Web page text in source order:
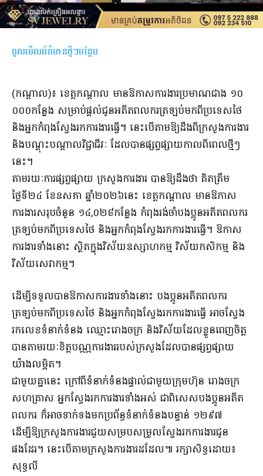
ចូលមើលព័ត៌មានថ្មីៗបន្ថែម
(កណ្ដាល)៖ ខេត្តកណ្ដាល មានឱកាសការងារប្រមាណជាង ១០
០០០កន្លែង សម្រាប់ផ្ដល់ជូនអតីតពលករត្រឡប់​មកពីប្រទេសថៃ
និងអ្នក​កំពុង​ស្វែង​រកការ​ងារ​ធ្វើ។ នេះបើតា​មឱ្យដឹងពី​ក្រសួងការងារ
និងបណ្ដុះបណ្ដាលវិជ្ជាជីវៈ​ ដែលបានផ្ស​ព្វផ្សាយកាលពីពេលថ្មីៗ
នេះ។
តាមរយៈការផ្សព្វផ្សាយ ក្រ​សួងការងារ បាន​ឱ្យដឹងថា គិតត្រឹម
ថ្ងៃទី២៤ ខែឧសភា ឆ្នាំ២០​២៦នេះ ខេត្ត​កណ្ដាល មាន​ឱកាស​
ការងារ​សរុប​ចំនួន ១៤,០២៨​កន្លែង កំពុងរង់ចាំបងប្អូនអតីតពលករ
ត្រឡប់មកពីប្រទេសថៃ និងអ្នកកំពុងស្វែងរកការងារធ្វើ។ ឱកាស
ការងារទាំងនោះ ស្ថិត​ក្នុង​វិស័យ​ឧស្សា​ហកម្ម វិស័យ​កសិកម្ម និង​
វិស័យ​សេ​វា​កម្ម។
ដើម្បីទទួលបានឱកា​សការងារទាំងនោះ បងប្អូនអតីតពលករ
ត្រឡប់​មកពី​ប្រទេស​ថៃ និងអ្នក​កំពុង​ស្វែងរក​ការ​ងារ​ធ្វើ អាច​ស្វែង​
រក​លេខ​ទំនាក់​ទំនង ឈ្មោះ​រោង​ចក្រ និ​ងវិស័យ​ដែល​ខ្លួន​ពេញ​ចិត្ត
បាន​តាមរយៈ​ខិត្ត​បណ្ណ​ការងា​ររបស់ក្រសួងដែល​បានផ្សព្វ​ផ្សាយ
យ៉ាង​លម្អិត។
ជាមួយគ្នា​នេះ ក្រៅពីទំនាក់ទំ​នងផ្ទាល់ជាមួយក្រុម​ហ៊ុន រោងចក្រ
សហគ្រាស អ្នកស្វែងរក​ការងារទាំងអស់ ជាពិសេសបងប្អូនអតីត
ពលករ ក៏អាចទាក់ទងមកប្រព័ន្ធទំនា​ក់ទំនងបន្ទាន់ ១២៩៧
ដើម្បីឱ្យ​ក្រសួងការងារជួយសម្របសម្រួ​លស្វែងរកការងារជូន
ផងដែរ។ នេះបើតាមក្រសួងការងារដដែល៕ រក្សាសិទ្ធដោយ៖
សុទ្ធលី